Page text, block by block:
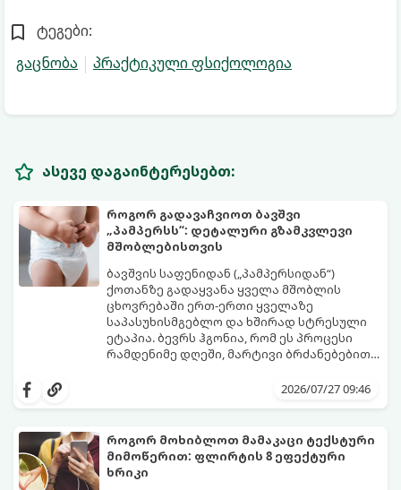
ტეგები:
გაცნობა
პრაქტიკული ფსიქოლოგია
ასევე დაგაინტერესებთ:
როგორ გადავაჩვიოთ ბავშვი
„პამპერსს“: დეტალური გზამკვლევი
მშობლებისთვის
ბავშვის საფენიდან („პამპერსიდან“)
ქოთანზე გადაყვანა ყველა მშობლის
ცხოვრებაში ერთ-ერთი ყველაზე
საპასუხისმგებლო და ხშირად სტრესული
ეტაპია. ბევრს ჰგონია, რომ ეს პროცესი
რამდენიმე დღეში, მარტივი ბრძანებებით
ფიზიოლოგიური და ფსიქოლოგიური
მოთმინებას მოითხოვს.
როგორ გახადოთ ეს პროცესი2026/07/27 09:46
როგორ მოხიბლოთ მამაკაცი ტექსტური
მიმოწერით: ფლირტის 8 ეფექტური
ხრიკი